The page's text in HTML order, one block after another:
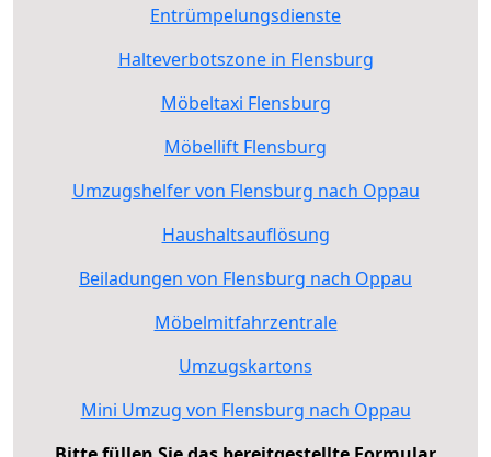
Entrümpelungsdienste
Halteverbotszone in Flensburg
Möbeltaxi Flensburg
Möbellift Flensburg
Umzugshelfer von Flensburg nach Oppau
Haushaltsauflösung
Beiladungen von Flensburg nach Oppau
Möbelmitfahrzentrale
Umzugskartons
Mini Umzug von Flensburg nach Oppau